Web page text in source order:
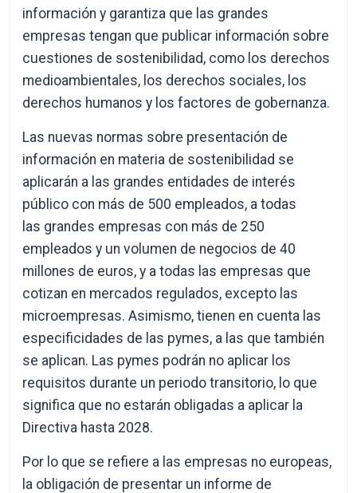
información y garantiza que las grandes
empresas tengan que publicar información sobre
cuestiones de sostenibilidad, como los derechos
medioambientales, los derechos sociales, los
derechos humanos y los factores de gobernanza.
Las nuevas normas sobre presentación de
información en materia de sostenibilidad se
aplicarán a las grandes entidades de interés
público con más de 500 empleados, a todas
las grandes empresas con más de 250
empleados y un volumen de negocios de 40
millones de euros, y a todas las empresas que
cotizan en mercados regulados, excepto las
microempresas. Asimismo, tienen en cuenta las
especificidades de las pymes, a las que también
se aplican. Las pymes podrán no aplicar los
requisitos durante un periodo transitorio, lo que
significa que no estarán obligadas a aplicar la
Directiva hasta 2028.
Por lo que se refiere a las empresas no europeas,
la obligación de presentar un informe de